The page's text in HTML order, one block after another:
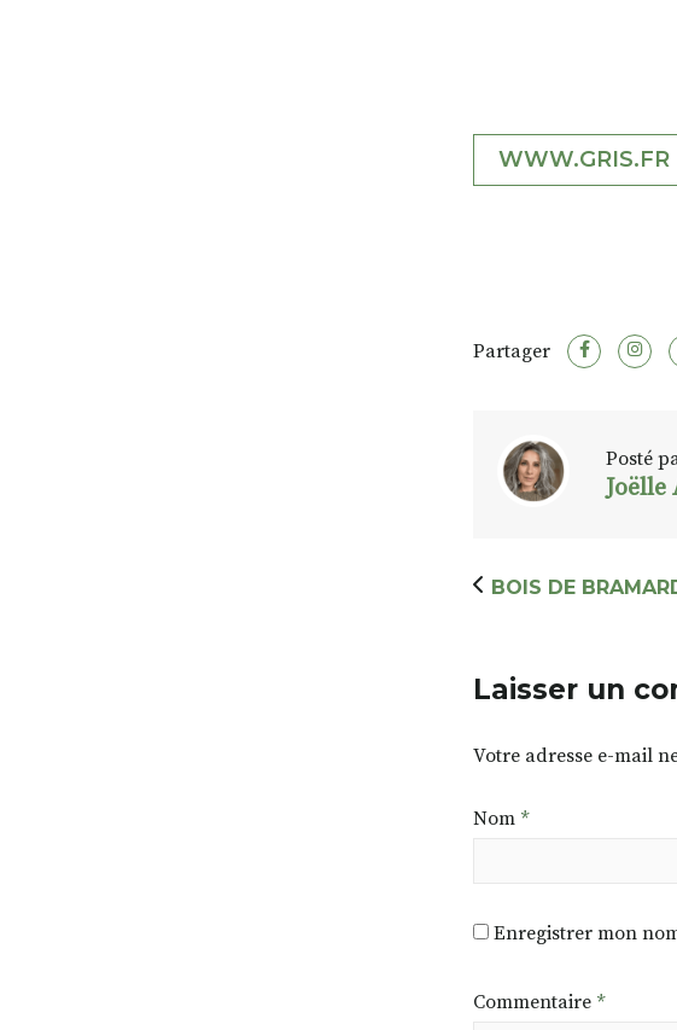
WWW.GRIS.FR
Partager
Posté
Joëlle
BOIS DE
Laisser un
Votre adresse e-mail
Nom *
Enregistrer mon
Commentaire *